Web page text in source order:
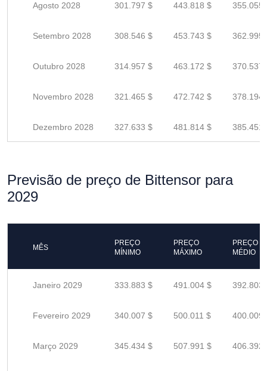
Agosto 2028 301.797 $ 443.818 $ 355.055
Setembro 2028 308.546 $ 453.743 $ 362.995
Outubro 2028 314.957 $ 463.172 $ 370.537
Novembro 2028 321.465 $ 472.742 $ 378.194
Dezembro 2028 327.633 $ 481.814 $ 385.451
Previsão de preço de Bittensor para
2029
MÊS
PREÇO
MÍNIMO
PREÇO
MÁXIMO
PREÇO
MÉDIO
Janeiro 2029 333.883 $ 491.004 $ 392.803
Fevereiro 2029 340.007 $ 500.011 $ 400.009
Março 2029 345.434 $ 507.991 $ 406.392